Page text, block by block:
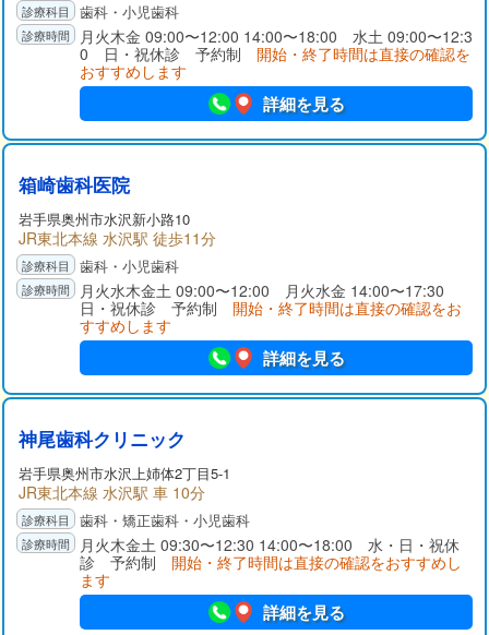
歯科・小児歯科
月火木金 09:00〜12:00 14:00〜18:00 水土 09:00〜12:3
0 日・祝休診 予約制 開始・終了時間は直接の確認を
おすすめします
詳細を見る
箱崎歯科医院
岩手県奥州市水沢新小路10
JR東北本線 水沢駅 徒歩11分
歯科・小児歯科
月火水木金土 09:00〜12:00 月火水金 14:00〜17:30
日・祝休診 予約制 開始・終了時間は直接の確認をお
すすめします
詳細を見る
神尾歯科クリニック
岩手県奥州市水沢上姉体2丁目5-1
JR東北本線 水沢駅 車 10分
歯科・矯正歯科・小児歯科
月火木金土 09:30〜12:30 14:00〜18:00 水・日・祝休
診 予約制 開始・終了時間は直接の確認をおすすめし
ます
詳細を見る